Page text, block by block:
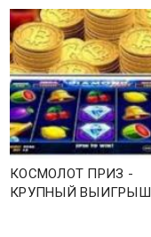
КОСМОЛОТ ПРИЗ -
КРУПНЫЙ ВЫИГРЫШ